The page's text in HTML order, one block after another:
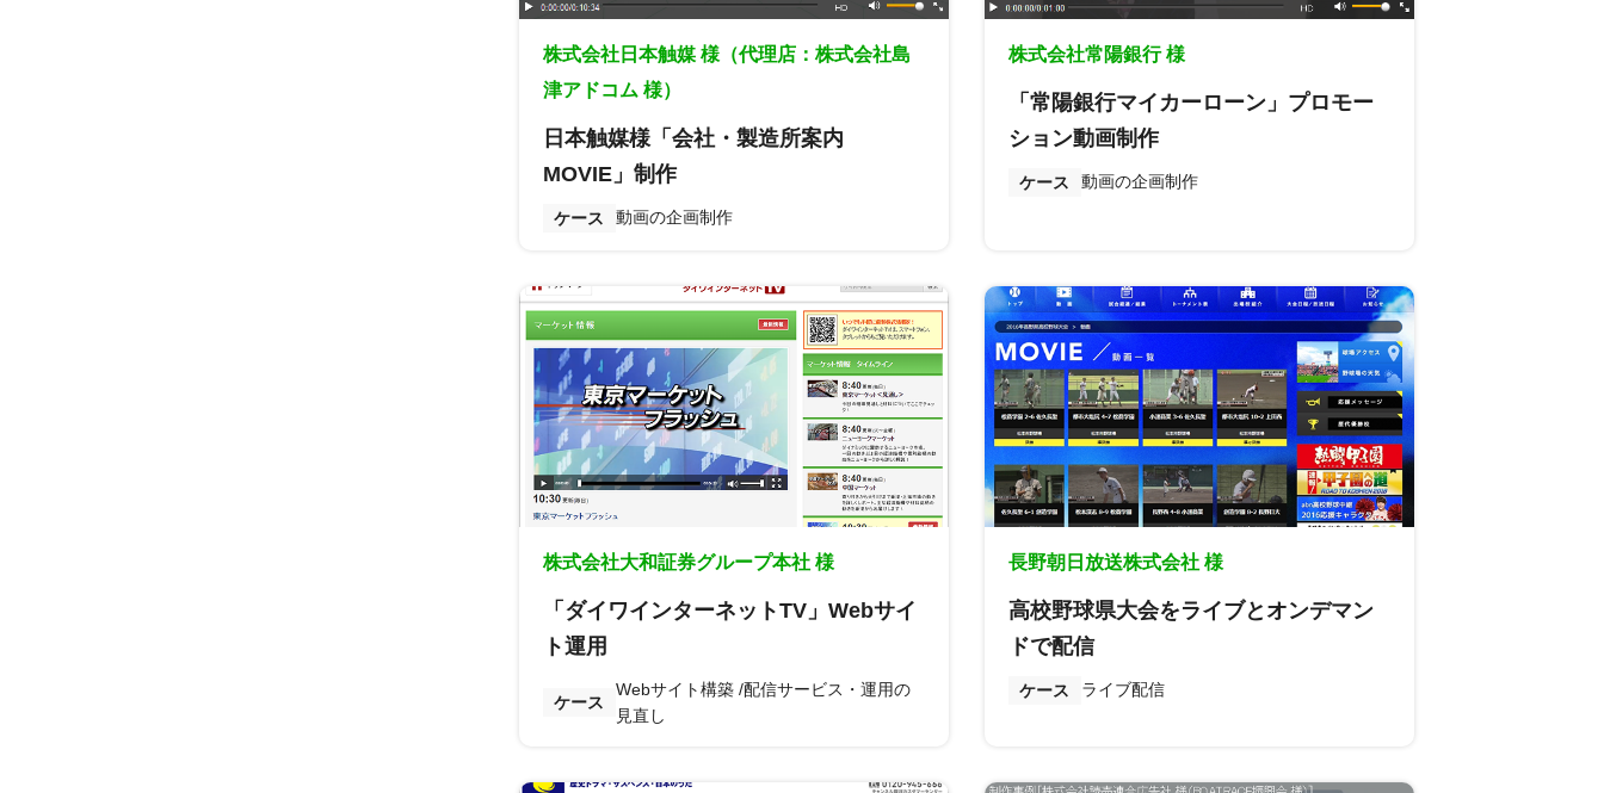
株式会社日本触媒 様（代理店：株式会社島
津アドコム 様）
日本触媒様「会社・製造所案内
MOVIE」制作
ケース 動画の企画制作
株式会社常陽銀行 様
「常陽銀行マイカーローン」プロモー
ション動画制作
ケース 動画の企画制作
株式会社大和証券グループ本社 様
「ダイワインターネットTV」Webサイ
ト運用
ケース
Webサイト構築 配信サービス・運用の
見直し
長野朝日放送株式会社 様
高校野球県大会をライブとオンデマン
ドで配信
ケース ライブ配信